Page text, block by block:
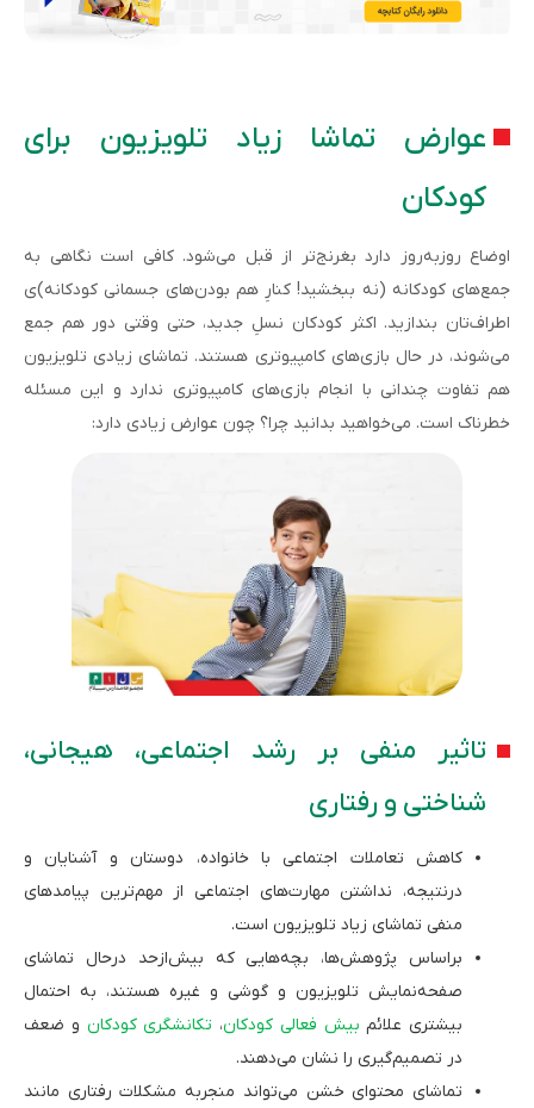
عوارض تماشا زیاد تلویزیون برای
کودکان
اوضاع روزبه‌روز دارد بغرنج‌تر از قبل می‌شود. کافی است نگاهی به
جمع‌های کودکانه‌ (نه ببخشید! کنارِ هم بودن‌های جسمانی کودکانه‌)‌ی
اطراف‌تان بندازید. اکثر کودکان نسلِ جدید، حتی وقتی دور هم جمع
می‌شوند، در حال بازی‌های کامپیوتری هستند. تماشای زیادی تلویزیون
هم تفاوت چندانی با انجام بازی‌های کامپیوتری ندارد و این مسئله
خطرناک است. می‌خواهید بدانید چرا؟ چون عوارض زیادی دارد:
تاثیر منفی بر رشد اجتماعی، هیجانی،
شناختی و رفتاری
کاهش تعاملات اجتماعی با خانواده، دوستان و آشنایان و
درنتیجه، نداشتن مهارت‌های اجتماعی از مهم‌ترین پیامدهای
منفی تماشای زیاد تلویزیون است.
براساس پژوهش‌ها، بچه‌هایی که بیش‌ازحد درحال تماشای
صفحه‌نمایش تلویزیون و گوشی و غیره هستند، به احتمال
بیشتری علائم بیش‌ فعالی کودکان، تکانشگری کودکان و ضعف
در تصمیم‌گیری را نشان می‌دهند.
تماشای محتوای خشن می‌تواند منجربه مشکلات رفتاری مانند